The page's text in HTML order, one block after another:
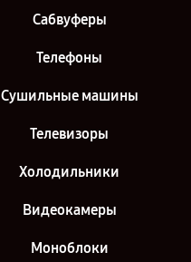
Сабвуферы
Телефоны
Сушильные машины
Телевизоры
Холодильники
Видеокамеры
Моноблоки